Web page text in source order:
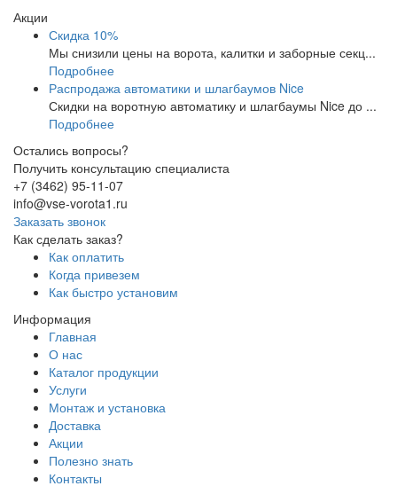
Акции
Скидка 10%
Мы снизили цены на ворота, калитки и заборные секц...
Подробнее
Распродажа автоматики и шлагбаумов Nice
Скидки на воротную автоматику и шлагбаумы Nice до ...
Подробнее
Остались вопросы?
Получить консультацию специалиста
+7 (3462) 95-11-07
info@vse-vorota1.ru
Заказать звонок
Как сделать заказ?
Как оплатить
Когда привезем
Как быстро установим
Информация
Главная
О нас
Каталог продукции
Услуги
Монтаж и установка
Доставка
Акции
Полезно знать
Контакты